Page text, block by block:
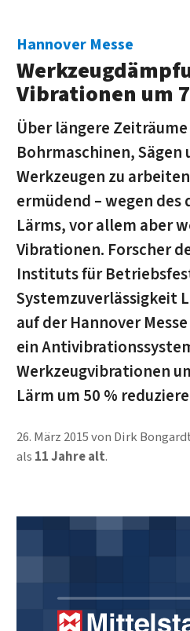
Hannover Messe
Vibrationen um
Über längere
Bohrmaschinen, Sägen
Werkzeugen zu
ermüdend – wegen
Lärms, vor allem aber
Vibrationen. Forscher
Instituts für
Systemzuverlässigkeit
auf der Hannover
ein
Werkzeugvibrationen
Lärm um 50 %
26. März 2015von Dirk
als 11 Jahre alt.